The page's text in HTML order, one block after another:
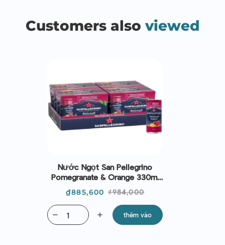
Customers also viewed
Nước Ngọt San Pellegrino
Pomegranate & Orange 330ml
(Hộp 24 Lon)
Giá
₫885,600 Giá
thường
₫984,000
add
remove thêm vào